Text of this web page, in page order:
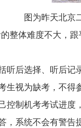
图为昨天北京
体难度不大，
后选择、听后记
生视为缺考，不
控制机考考试进
系统不会有警告